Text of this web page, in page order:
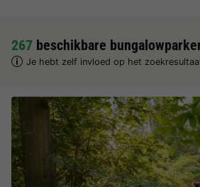
267 beschikbare
Je hebt zelf invloed op het